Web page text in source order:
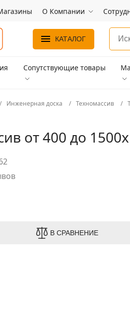
О Компании
КАТАЛОГ
Сопутствующие товары
Инженерная доска Техномассив
от 400 до
В СРАВНЕНИЕ